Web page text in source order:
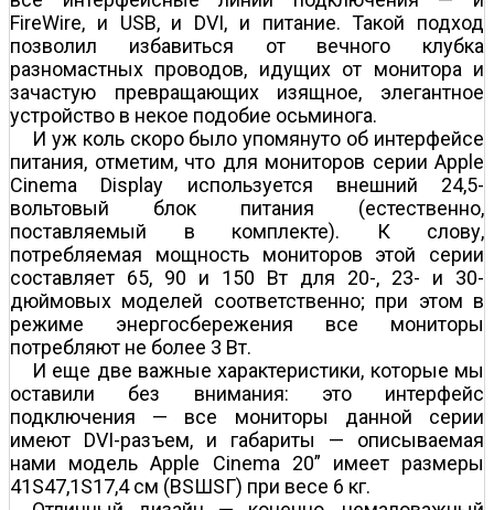
FireWire, и USB, и DVI, и питание. Такой подход
позволил избавиться от вечного клубка
разномастных проводов, идущих от монитора и
зачастую превращающих изящное, элегантное
устройство в некое подобие осьминога.
И уж коль скоро было упомянуто об интерфейсе
питания, отметим, что для мониторов серии Apple
Cinema Display используется внешний 24,5-
вольтовый блок питания (естественно,
поставляемый в комплекте). К слову,
потребляемая мощность мониторов этой серии
составляет 65, 90 и 150 Вт для 20-, 23- и 30-
дюймовых моделей соответственно; при этом в
режиме энергосбережения все мониторы
потребляют не более 3 Вт.
И еще две важные характеристики, которые мы
оставили без внимания: это интерфейс
подключения — все мониторы данной серии
имеют DVI-разъем, и габариты — описываемая
нами модель Apple Cinema 20” имеет размеры
41Ѕ47,1Ѕ17,4 см (ВЅШЅГ) при весе 6 кг.